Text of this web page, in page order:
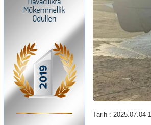
Tarih : 2025.07.04